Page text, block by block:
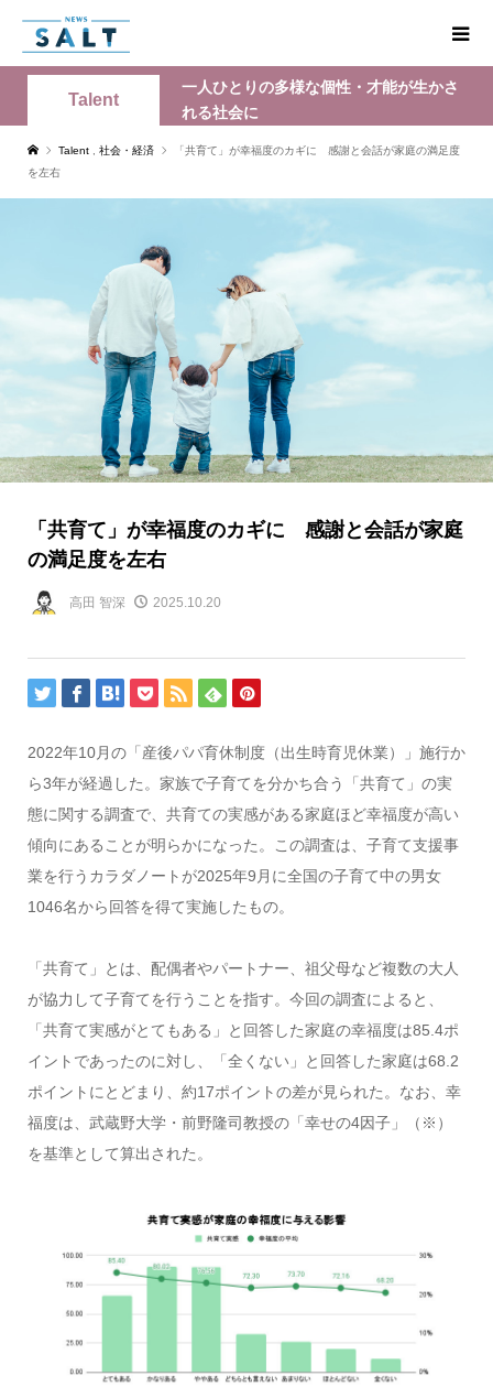
Talent
一人ひとりの多様な個性・才能が生かさ
れる社会に
Talent 社会・経済
「共育て」が幸福度のカギに 感謝と会話が家庭の満足度
を左右
「共育て」が幸福度のカギに 感謝と会話が家庭
の満足度を左右
高田 智深 2025.10.20
2022年10月の「産後パパ育休制度（出生時育児休業）」施行か
ら3年が経過した。家族で子育てを分かち合う「共育て」の実
態に関する調査で、共育ての実感がある家庭ほど幸福度が高い
傾向にあることが明らかになった。この調査は、子育て支援事
業を行うカラダノートが2025年9月に全国の子育て中の男女
1046名から回答を得て実施したもの。
「共育て」とは、配偶者やパートナー、祖父母など複数の大人
が協力して子育てを行うことを指す。今回の調査によると、
「共育て実感がとてもある」と回答した家庭の幸福度は85.4ポ
イントであったのに対し、「全くない」と回答した家庭は68.2
ポイントにとどまり、約17ポイントの差が見られた。なお、幸
福度は、武蔵野大学・前野隆司教授の「幸せの4因子」（※）
を基準として算出された。